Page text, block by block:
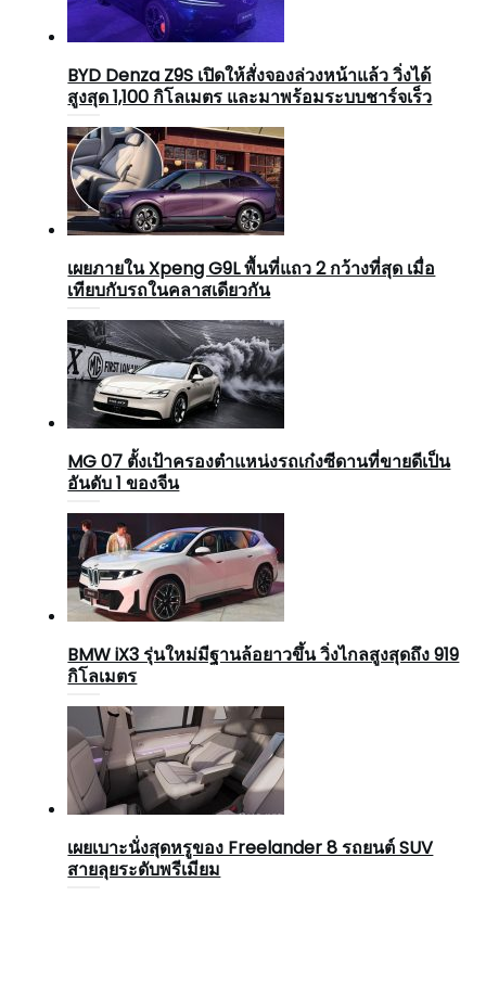
BYD Denza Z9S เปิดให้สั่งจองล่วงหน้าแล้ว วิ่งได้
สูงสุด 1,100 กิโลเมตร และมาพร้อมระบบชาร์จเร็ว
เผยภายใน Xpeng G9L พื้นที่แถว 2 กว้างที่สุด เมื่อ
เทียบกับรถในคลาสเดียวกัน
MG 07 ตั้งเป้าครองตำแหน่งรถเก๋งซีดานที่ขายดีเป็น
อันดับ 1 ของจีน
BMW iX3 รุ่นใหม่มีฐานล้อยาวขึ้น วิ่งไกลสูงสุดถึง 919
กิโลเมตร
เผยเบาะนั่งสุดหรูของ Freelander 8 รถยนต์ SUV
สายลุยระดับพรีเมียม